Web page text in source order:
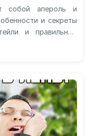
собой апероль и
и секреты
и правильные